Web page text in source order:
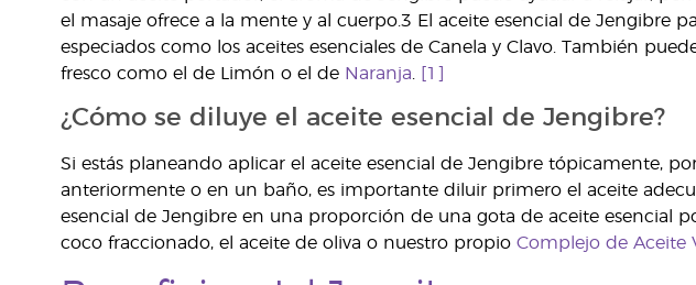
el masaje ofrece a la mente y al cuerpo.3 El aceite esencial de Jengibre
especiados como los aceites esenciales de Canela y Clavo. También
fresco como el de Limón o el de Naranja [1]
¿Cómo se diluye el aceite esencial de Jengibre?
Si estás planeando aplicar el aceite esencial de Jengibre tópicamente,
anteriormente o en un baño, es importante diluir primero el aceite
esencial de Jengibre en una proporción de una gota de aceite esencial
coco fraccionado, el aceite de oliva o nuestro propio Complejo de Aceite